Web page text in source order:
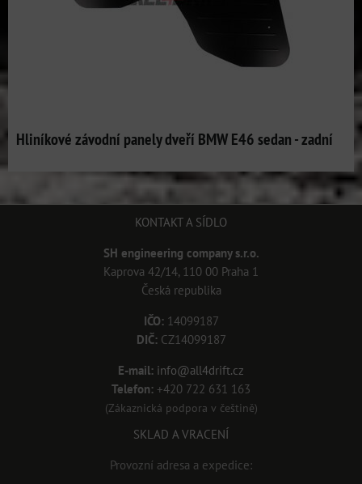
Hliníkové závodní panely dveří BMW E46 sedan - zadní
KONTAKT A SÍDLO
SH engineering company s.r.o.
Kaprova 42/14, 110 00 Praha 1
Česká republika
IČO:14099187
DIČ:CZ14099187
E-mail: info@all4drift.cz
Telefon: +420 722 631 163
(Zákaznická podpora v češtině)
SKLAD A VRACENÍ
Provozní adresa a expedice: